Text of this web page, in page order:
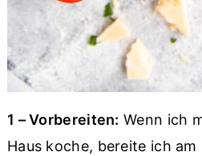
1 – Vorbereiten: Wenn ich
Haus koche, bereite ich